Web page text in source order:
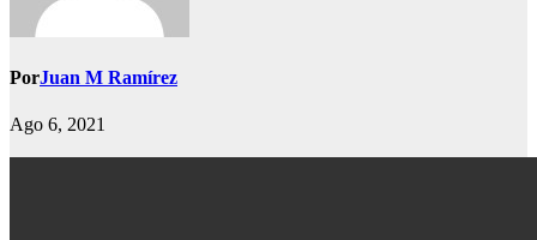
PorJuan M Ramírez
Ago 6, 2021